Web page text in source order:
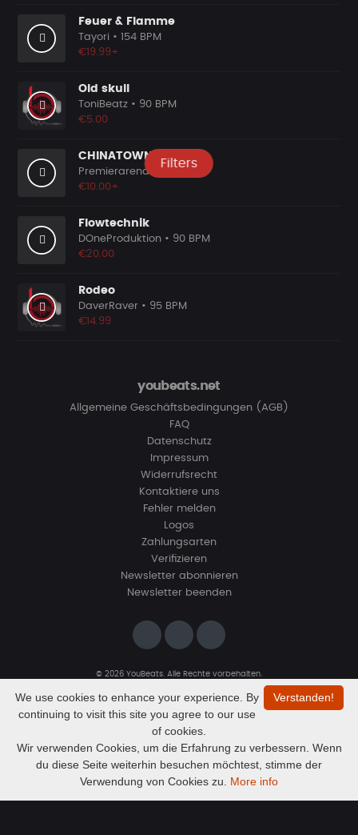
Kodokubeats
Filters
Feuer & Flamme
Tayori • 154 BPM
€19.99+
Old skull
ToniBeatz • 90 BPM
€5.00
CHINATOWN
Premierarena
€10.00+
Flowtechnik
DOneProduktion • 90 BPM
€20.00
Rodeo
DaverRaver • 95 BPM
€14.99
youbeats.net
Allgemeine Geschäftsbedingungen (AGB)
FAQ
Datenschutz
Impressum
Widerrufsrecht
Kontaktiere uns
Fehler melden
Logos
Zahlungsarten
Verifizieren
Newsletter abonnieren
Newsletter beenden
© 2026 YouBeats. Alle Rechte vorbehalten.
Verstanden!
We use cookies to enhance your experience. By
continuing to visit this site you agree to our use
of cookies.
Wir verwenden Cookies, um die Erfahrung zu verbessern. Wenn
du diese Seite weiterhin besuchen möchtest, stimme der
Verwendung von Cookies zu. More info